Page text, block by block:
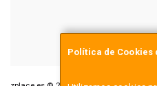
Política de Cookies